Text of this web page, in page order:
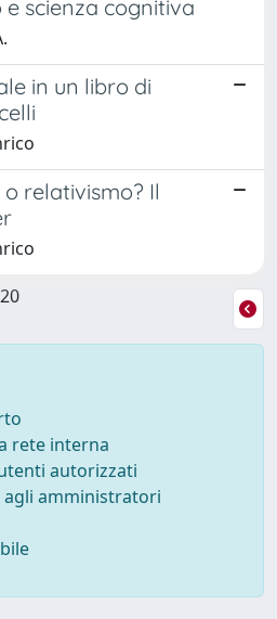
scienza cognitiva
in un libro di
relativismo? Il
rete interna
autorizzati
amministratori